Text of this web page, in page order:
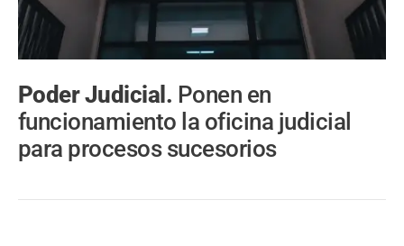
Poder Judicial. Ponen en
funcionamiento la oficina judicial
para procesos sucesorios